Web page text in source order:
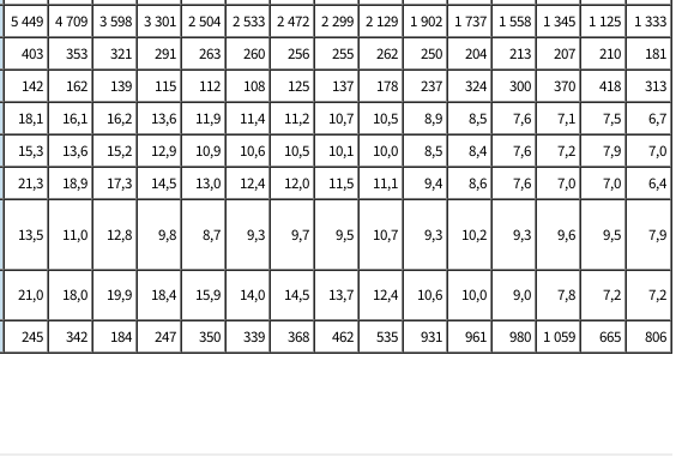
5 449 4 709 3 598 3 301 2 504 2 533 2 472 2 299 2 129 1 902 1 737 1 558 1 345 1 125
1 333
403 353 321 291 263 260 256 255 262 250 204 213 207 210
181
142 162 139 115 112 108 125 137 178 237 324 300 370 418
313
18,1 16,1 16,2 13,6 11,9 11,4 11,2 10,7 10,5 8,9 8,5 7,6 7,1 7,5
6,7
15,3 13,6 15,2 12,9 10,9 10,6 10,5 10,1 10,0 8,5 8,4 7,6 7,2 7,9
7,0
21,3 18,9 17,3 14,5 13,0 12,4 12,0 11,5 11,1 9,4 8,6 7,6 7,0 7,0
6,4
13,5 11,0 12,8 9,8 8,7 9,3 9,7 9,5 10,7 9,3 10,2 9,3 9,6 9,5 7,9
21,0 18,0 19,9 18,4 15,9 14,0 14,5 13,7 12,4 10,6 10,0 9,0 7,8 7,2
7,2
245 342 184 247 350 339 368 462 535 931 961 980 1 059 665 806